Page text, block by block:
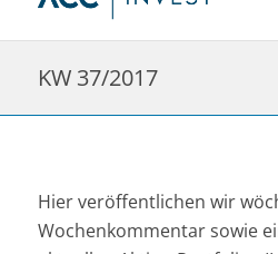
KW 37/2017
Hier veröffentlichen wir
Wochenkommentar sowie